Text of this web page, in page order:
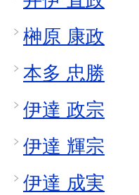
榊原 康政
本多 忠勝
伊達 政宗
伊達 輝宗
伊達 成実